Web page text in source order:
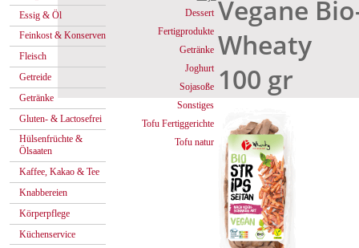
Essig & Öl
Feinkost & Konserven
Fleisch
Getreide
Getränke
Gluten- & Lactosefrei
Hülsenfrüchte &
Ölsaaten
Kaffee, Kakao & Tee
Knabbereien
Körperpflege
Küchenservice
Dessert
Fertigprodukte
Getränke
Joghurt
Sojasoße
Sonstiges
Tofu Fertiggerichte
Tofu natur
Vegane
Wheaty
100 gr